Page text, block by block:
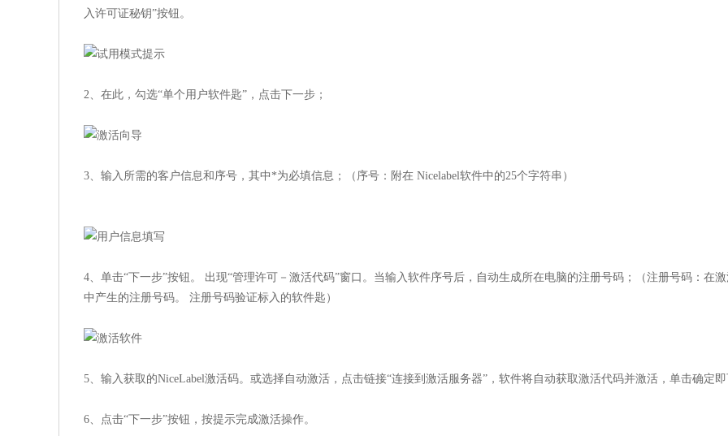
入许可证秘钥”按钮。
2、在此，勾选“单个用户软件匙”，点击下一步；
3、输入所需的客户信息和序号，其中*为必填信息；（序号：附在 Nicelabel软件中的25个字符串）
4、单击“下一步”按钮。 出现“管理许可－激活代码”窗口。当输入软件序号后，自动生成所在电脑的注册号码；（注册号码：在
中产生的注册号码。 注册号码验证标入的软件匙）
5、输入获取的NiceLabel激活码。或选择自动激活，点击链接“连接到激活服务器”，软件将自动获取激活代码并激活，单击确定即
6、点击“下一步”按钮，按提示完成激活操作。